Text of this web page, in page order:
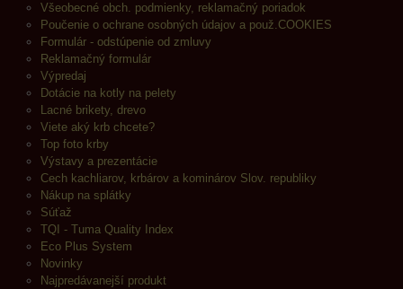
Všeobecné obch. podmienky, reklamačný poriadok
Poučenie o ochrane osobných údajov a použ.COOKIES
Formulár - odstúpenie od zmluvy
Reklamačný formulár
Výpredaj
Dotácie na kotly na pelety
Lacné brikety, drevo
Viete aký krb chcete?
Top foto krby
Výstavy a prezentácie
Cech kachliarov, krbárov a kominárov Slov. republiky
Nákup na splátky
Súťaž
TQI - Tuma Quality Index
Eco Plus System
Novinky
Najpredávanejší produkt